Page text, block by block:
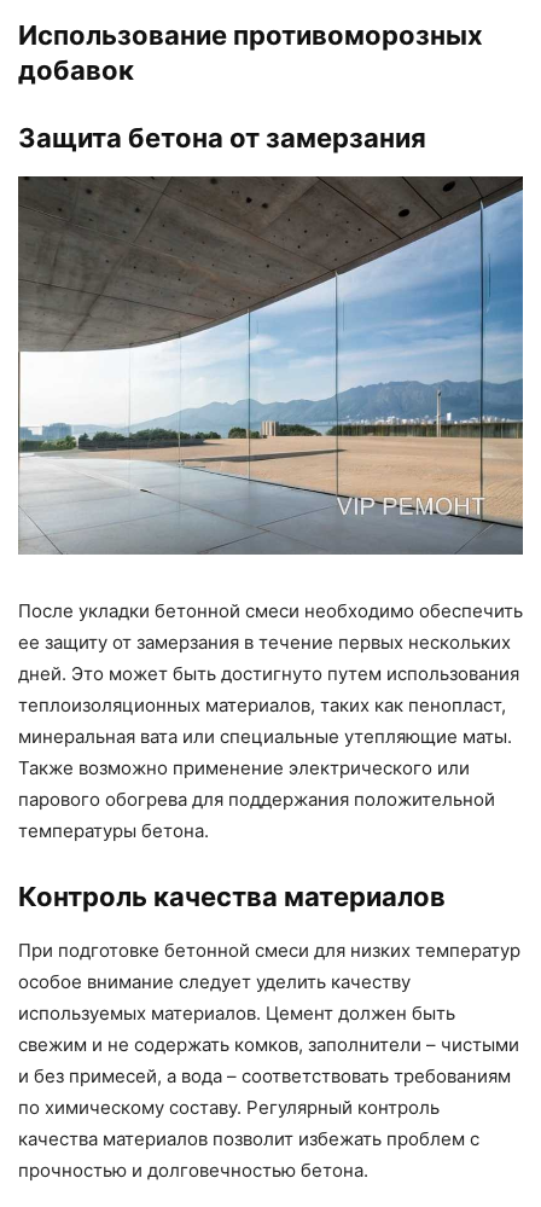
Использование противоморозных
добавок
Защита бетона от замерзания
После укладки бетонной смеси необходимо обеспечить
ее защиту от замерзания в течение первых нескольких
дней. Это может быть достигнуто путем использования
теплоизоляционных материалов, таких как пенопласт,
минеральная вата или специальные утепляющие маты.
Также возможно применение электрического или
парового обогрева для поддержания положительной
температуры бетона.
Контроль качества материалов
При подготовке бетонной смеси для низких температур
особое внимание следует уделить качеству
используемых материалов. Цемент должен быть
свежим и не содержать комков, заполнители – чистыми
и без примесей, а вода – соответствовать требованиям
по химическому составу. Регулярный контроль
качества материалов позволит избежать проблем с
прочностью и долговечностью бетона.